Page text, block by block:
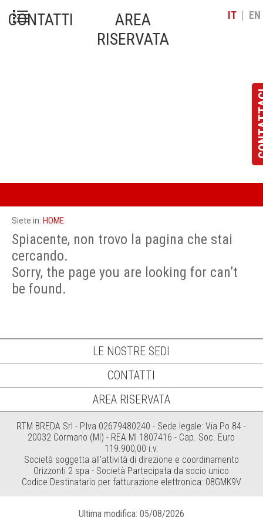
IT | EN
CONTATTI
AREA
RISERVATA
Siete in: HOME
Spiacente, non trovo la pagina che stai
cercando.
Sorry, the page you are looking for can’t
be found.
LE NOSTRE SEDI
CONTATTI
AREA RISERVATA
RTM BREDA Srl - P.Iva 02679480240 - Sede legale: Via Po 84 -
20032 Cormano (MI) - REA MI 1807416 - Cap. Soc. Euro
119.900,00 i.v.
Società soggetta all'attività di direzione e coordinamento
Orizzonti 2 spa - Società Partecipata da socio unico
Codice Destinatario per fatturazione elettronica: 08GMK9V
Ultima modifica: 05/08/2026